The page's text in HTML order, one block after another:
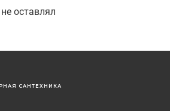
оставлял
САНТЕХНИКА